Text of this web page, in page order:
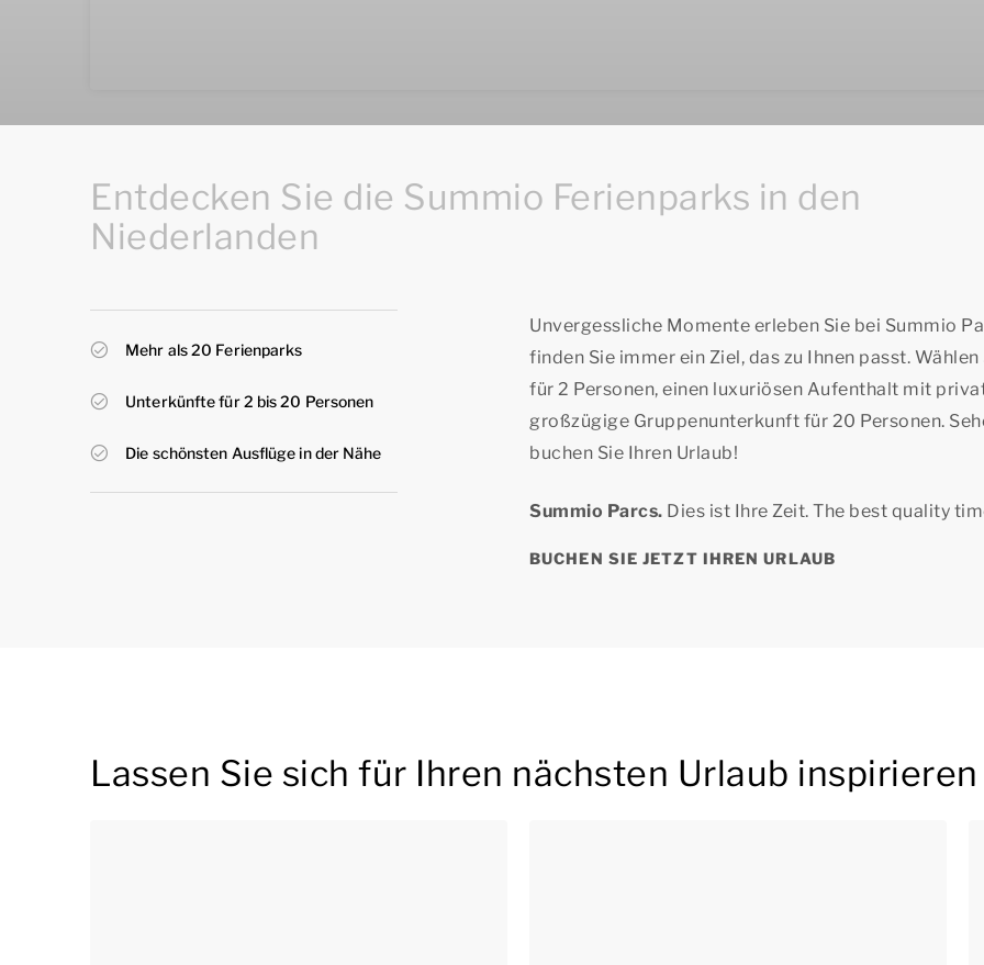
Entdecken Sie die Summio Ferienparks in den
Niederlanden
Mehr als 20 Ferienparks
Unterkünfte für 2 bis 20 Personen
Die schönsten Ausflüge in der Nähe
Unvergessliche Momente erleben Sie bei Summio
finden Sie immer ein Ziel, das zu Ihnen passt.
für 2 Personen, einen luxuriösen Aufenthalt mit
großzügige Gruppenunterkunft für 20 Personen.
buchen Sie Ihren Urlaub!
Summio Parcs. Dies ist Ihre Zeit. The best quality
BUCHEN SIE JETZT IHREN URLAUB
Lassen Sie sich für Ihren nächsten Urlaub inspirieren